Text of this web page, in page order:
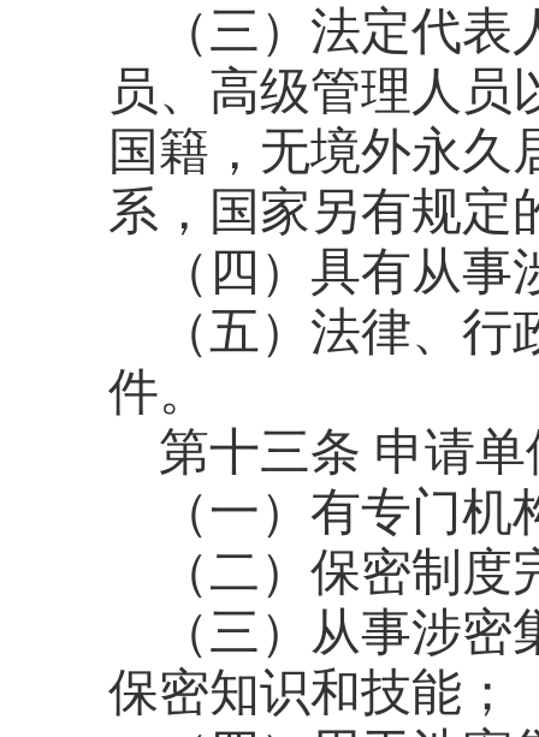
（三）法定代
员、高级管理人
国籍，无境外永久
系，国家另有规定
（四）具有从
（五）法律、
件。
第十三条 申请
（一）有专门
（二）保密制度
（三）从事涉
保密知识和技能；